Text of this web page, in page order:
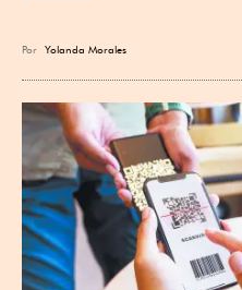
Por Yolanda Morales